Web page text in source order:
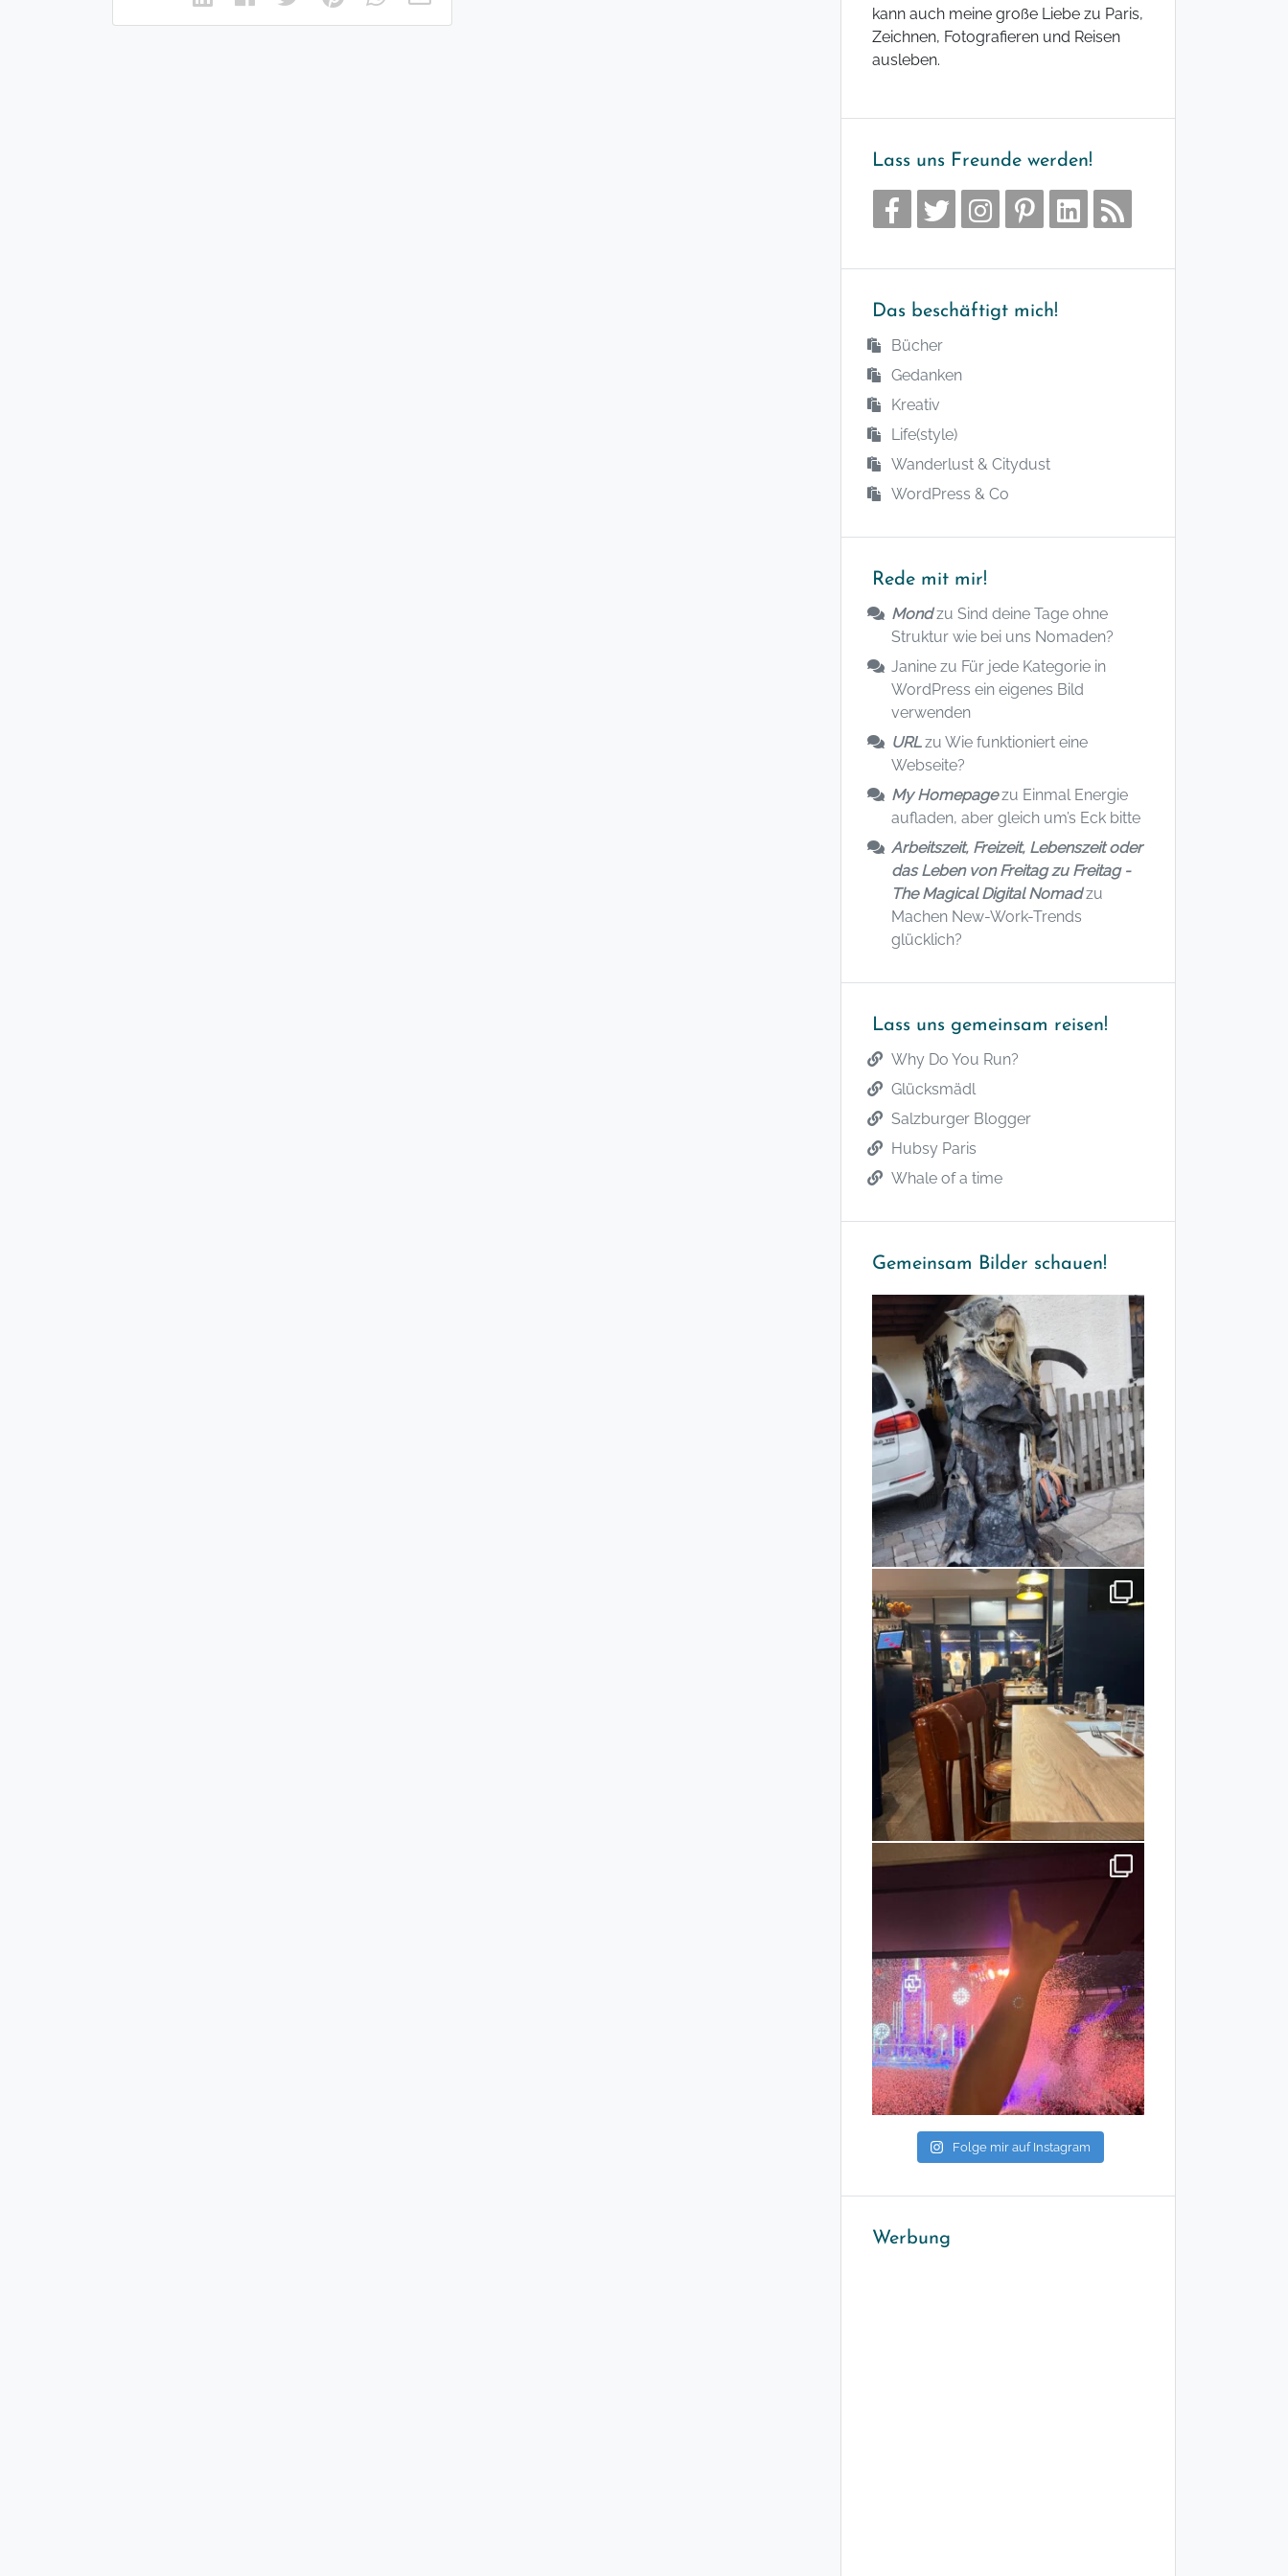
kann auch meine große Liebe zu Paris,
Zeichnen, Fotografieren und Reisen
ausleben.
Lass uns Freunde werden!
Das beschäftigt mich!
Bücher
Gedanken
Kreativ
Life(style)
Wanderlust & Citydust
WordPress & Co
Rede mit mir!
Mondzu Sind deine Tage ohne
Struktur wie bei uns Nomaden?
Janine zu Für jede Kategorie in
WordPress ein eigenes Bild
verwenden
URLzu Wie funktioniert eine
Webseite?
My Homepagezu Einmal Energie
aufladen, aber gleich um’s Eck bitte
Arbeitszeit, Freizeit, Lebenszeit oder
das Leben von Freitag zu Freitag -
The Magical Digital Nomadzu
Machen New-Work-Trends
glücklich?
Lass uns gemeinsam reisen!
Why Do You Run?
Glücksmädl
Salzburger Blogger
Hubsy Paris
Whale of a time
Gemeinsam Bilder schauen!
Folge mir auf Instagram
Werbung